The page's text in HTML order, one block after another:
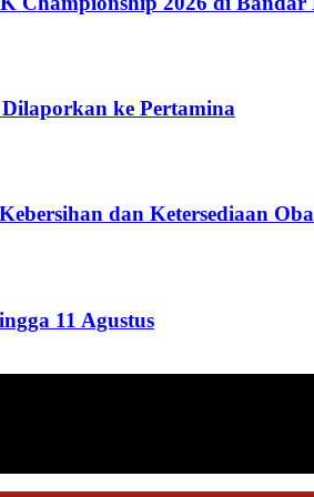
ke Pertamina
dan Ketersediaan
11 Agustus